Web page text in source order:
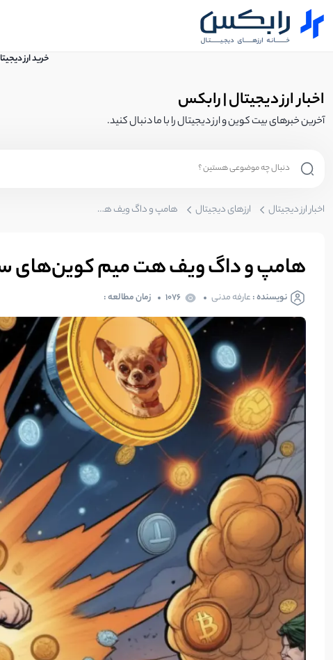
خرید ارز
اخبار ارز دیجیتال | رابکس
آخرین خبرهای بیت کوین و ارز دیجیتال را با ما دنبال کنید.
اخبار ارز دیجیتال ارزهای دیجیتال هامپ و داگ ویف هت میم کوین‌‌های سولانا رکورد می‌زنند
هامپ و داگ ویف هت میم کوین‌‌های
نویسنده :عارفه مدنی 1076 زمان مطالعه :